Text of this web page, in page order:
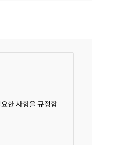
한 사항을 규정함